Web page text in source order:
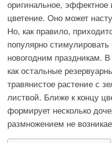
оригинальное, эффектное
цветение. Оно может
Но, как правило,
популярно стимулировать
новогодним праздникам.
как остальные
травянистое растение с
листвой. Ближе к концу
формирует несколько
размножением не